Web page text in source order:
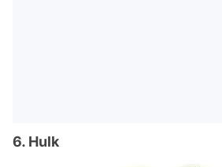
6. Hulk